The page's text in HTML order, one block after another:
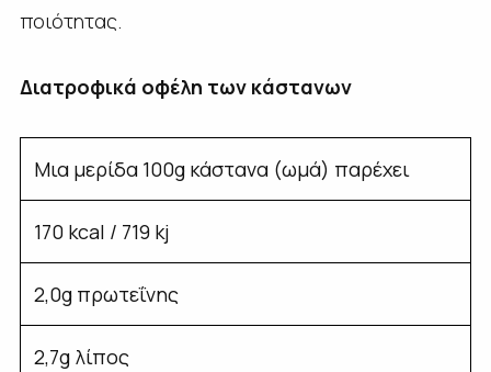
ποιότητας.
Διατροφικά οφέλη των κάστανων
Μια μερίδα 100g κάστανα (ωμά) παρέχει
170 kcal / 719 kj
2,0g πρωτεΐνης
2,7g λίπος